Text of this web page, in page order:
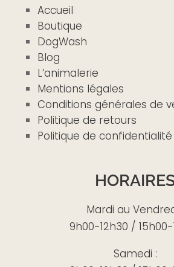
Accueil
Boutique
DogWash
Blog
L’animalerie
Mentions légales
Conditions générales de
Politique de retours
Politique de confidentialité
Mardi au
9h00-12h30 / 15h00-
Samedi :